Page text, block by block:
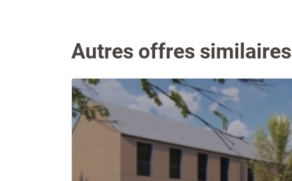
Autres offres similaires